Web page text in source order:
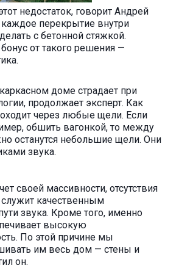
недостаток, говорит Андрей
перекрытие внутри
с бетонной стяжкой.
от такого решения —
доме страдает при
продолжает эксперт. Как
через любые щели. Если
обшить вагонкой, то между
останутся небольшие щели. Они
звука.
своей массивности, отсутствия
качественным
звука. Кроме того, именно
высокую
По этой причине мы
им весь дом — стены и
он.